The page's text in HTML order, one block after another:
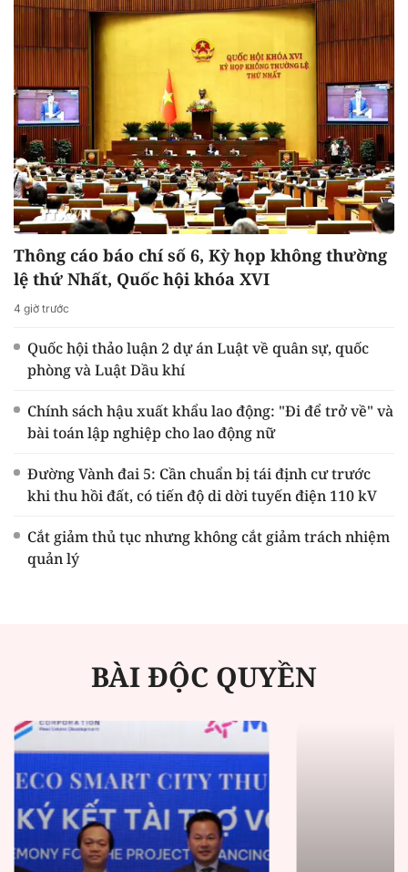
Thông cáo báo chí số 6, Kỳ họp không thường
lệ thứ Nhất, Quốc hội khóa XVI
4 giờ trước
Quốc hội thảo luận 2 dự án Luật về quân sự, quốc
phòng và Luật Dầu khí
Chính sách hậu xuất khẩu lao động: "Đi để trở về" và
bài toán lập nghiệp cho lao động nữ
Đường Vành đai 5: Cần chuẩn bị tái định cư trước
khi thu hồi đất, có tiến độ di dời tuyến điện 110 kV
Cắt giảm thủ tục nhưng không cắt giảm trách nhiệm
quản lý
BÀI ĐỘC QUYỀN